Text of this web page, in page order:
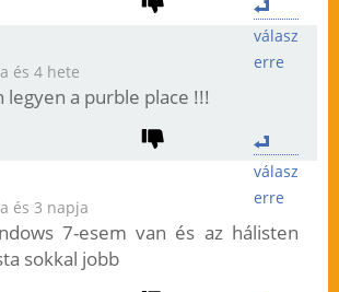
válasz
erre
és 4 hete
legyen a purble place !!!
válasz
erre
és 3 napja
7-esem van és az hálisten
sokkal jobb